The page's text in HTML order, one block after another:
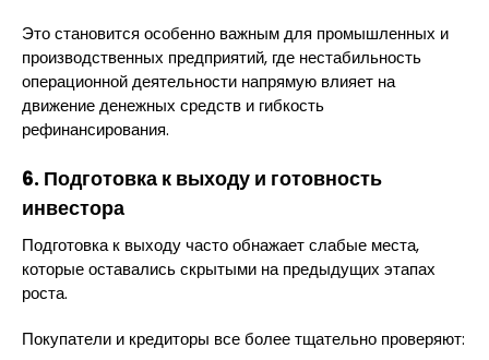
Это становится особенно важным для промышленных и
производственных предприятий, где нестабильность
операционной деятельности напрямую влияет на
движение денежных средств и гибкость
рефинансирования.
6. Подготовка к выходу и готовность
инвестора
Подготовка к выходу часто обнажает слабые места,
которые оставались скрытыми на предыдущих этапах
роста.
Покупатели и кредиторы все более тщательно проверяют: